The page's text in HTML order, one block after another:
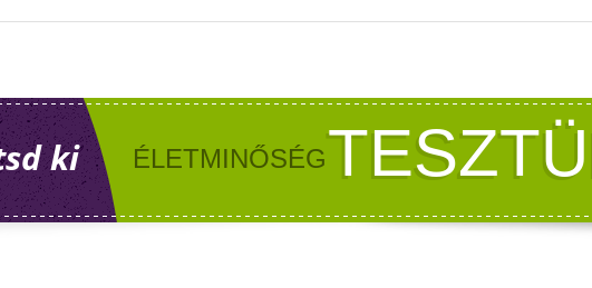
ki ÉLETMINŐSÉG